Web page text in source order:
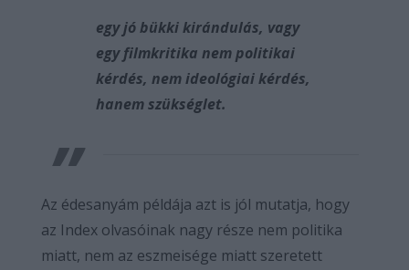
egy jó bükki kirándulás, vagy
egy filmkritika nem politikai
kérdés, nem ideológiai kérdés,
hanem szükséglet.
Az édesanyám példája azt is jól mutatja, hogy
az Index olvasóinak nagy része nem politika
miatt, nem az eszmeisége miatt szeretett